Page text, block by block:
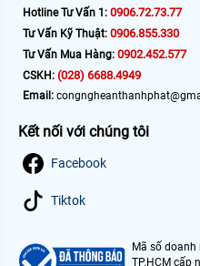
Hotline Tư Vấn 1: 0906.72.73.77
Tư Vấn Kỹ Thuật: 0906.855.330
Tư Vấn Mua Hàng: 0902.452.577
CSKH: (028) 6688.4949
Email:
Kết nối với chúng tôi
Facebook
Tiktok
Mã số
TP.HCM cấp